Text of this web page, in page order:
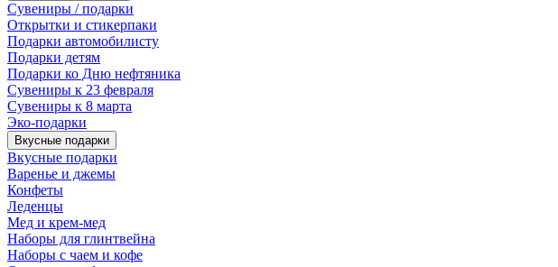
Сувениры / подарки
Открытки и стикерпаки
Подарки автомобилисту
Подарки детям
Подарки ко Дню нефтяника
Сувениры к 23 февраля
Сувениры к 8 марта
Эко-подарки
Вкусные подарки
Вкусные подарки
Варенье и джемы
Конфеты
Леденцы
Мед и крем-мед
Наборы для глинтвейна
Наборы с чаем и кофе